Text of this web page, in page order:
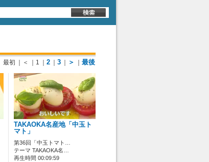
最初 ｜＜ ｜1 2 3 ＞ 最後
TAKAOKA名産地「中玉ト
マト」
第36回「中玉トマト…
テーマ TAKAOKA名…
再生時間 00:09:59